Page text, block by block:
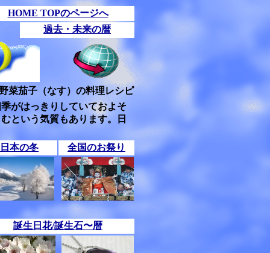
HOME TOPのページへ
過去・未来の暦
菜茄子（なす）の料理レシピ
がはっきりしていておよそ
という気質もあります。日
日本の冬 全国のお祭り
誕生日花/誕生石〜暦